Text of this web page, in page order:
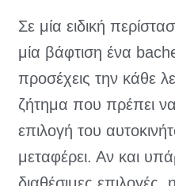
Σε μία ειδική
μία βάφτιση ένα
προσέχεις την κάθε
ζήτημα που πρέπει να
επιλογή του
μεταφέρει. Αν και